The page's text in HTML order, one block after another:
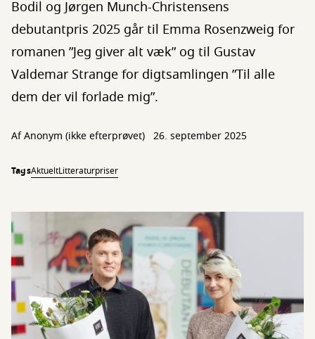
Bodil og Jørgen Munch-Christensens
debutantpris 2025 går til Emma Rosenzweig for
romanen ”Jeg giver alt væk” og til Gustav
Valdemar Strange for digtsamlingen ”Til alle
dem der vil forlade mig”.
AfAnonym (ikke efterprøvet) 26. september 2025
TagsAktueltLitteraturpriser